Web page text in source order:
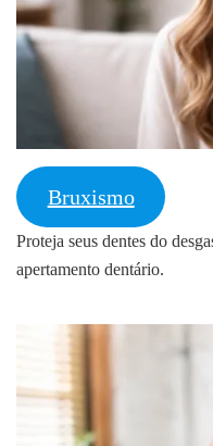
Bruxismo
Proteja seus dentes do
apertamento dentário.